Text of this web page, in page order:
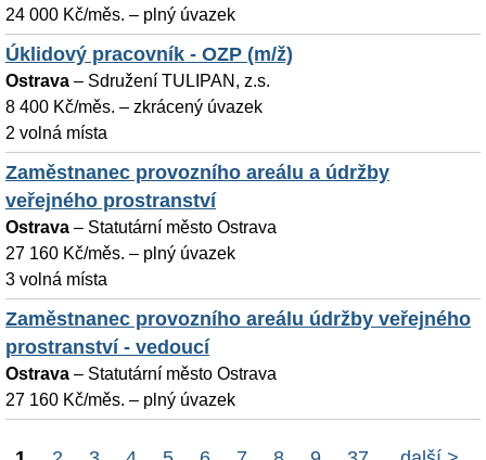
24 000 Kč/měs. – plný úvazek
Úklidový pracovník - OZP (m/ž)
Ostrava – Sdružení TULIPAN, z.s.
8 400 Kč/měs. – zkrácený úvazek
2 volná místa
Zaměstnanec provozního areálu a údržby
veřejného prostranství
Ostrava – Statutární město Ostrava
27 160 Kč/měs. – plný úvazek
3 volná místa
Zaměstnanec provozního areálu údržby veřejného
prostranství - vedoucí
Ostrava – Statutární město Ostrava
27 160 Kč/měs. – plný úvazek